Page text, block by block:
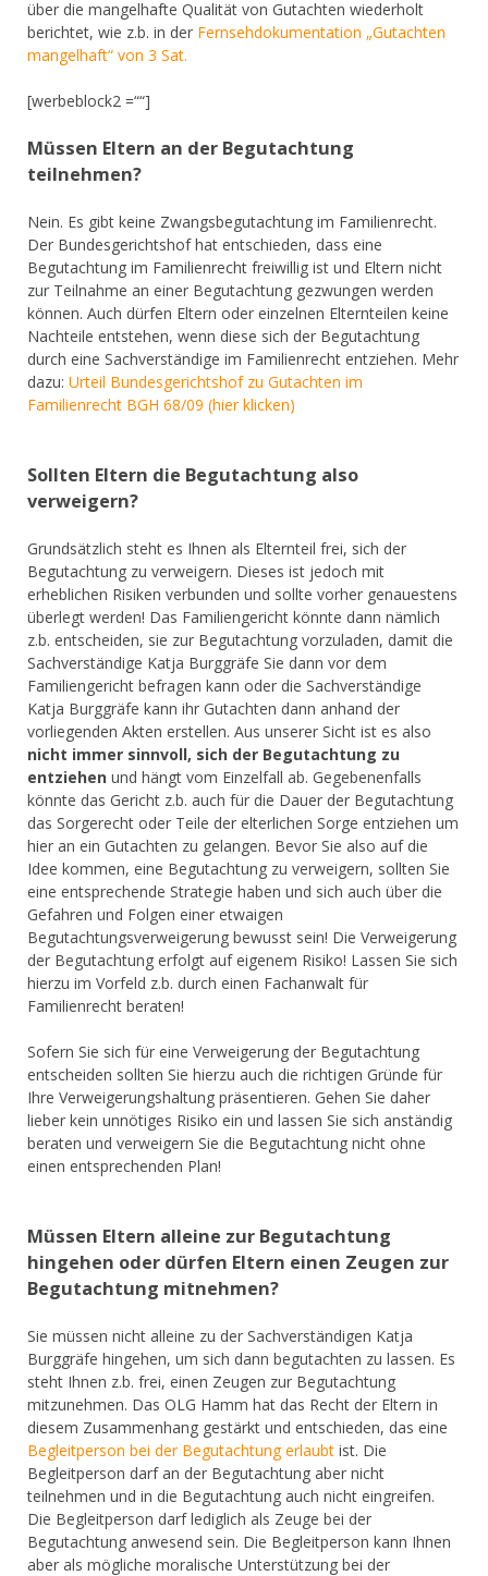
über die mangelhafte Qualität von Gutachten wiederholt
berichtet, wie z.b. in der Fernsehdokumentation „Gutachten
mangelhaft“ von 3 Sat.
[werbeblock2 =““]
Müssen Eltern an der Begutachtung
teilnehmen?
Nein. Es gibt keine Zwangsbegutachtung im Familienrecht.
Der Bundesgerichtshof hat entschieden, dass eine
Begutachtung im Familienrecht freiwillig ist und Eltern nicht
zur Teilnahme an einer Begutachtung gezwungen werden
können. Auch dürfen Eltern oder einzelnen Elternteilen keine
Nachteile entstehen, wenn diese sich der Begutachtung
durch eine Sachverständige im Familienrecht entziehen. Mehr
dazu: Urteil Bundesgerichtshof zu Gutachten im
Familienrecht BGH 68/09 (hier klicken)
Sollten Eltern die Begutachtung also
verweigern?
Grundsätzlich steht es Ihnen als Elternteil frei, sich der
Begutachtung zu verweigern. Dieses ist jedoch mit
erheblichen Risiken verbunden und sollte vorher genauestens
überlegt werden! Das Familiengericht könnte dann nämlich
z.b. entscheiden, sie zur Begutachtung vorzuladen, damit die
Sachverständige Katja Burggräfe Sie dann vor dem
Familiengericht befragen kann oder die Sachverständige
Katja Burggräfe kann ihr Gutachten dann anhand der
vorliegenden Akten erstellen. Aus unserer Sicht ist es also
nicht immer sinnvoll, sich der Begutachtung zu
entziehen und hängt vom Einzelfall ab. Gegebenenfalls
könnte das Gericht z.b. auch für die Dauer der Begutachtung
das Sorgerecht oder Teile der elterlichen Sorge entziehen um
hier an ein Gutachten zu gelangen. Bevor Sie also auf die
Idee kommen, eine Begutachtung zu verweigern, sollten Sie
eine entsprechende Strategie haben und sich auch über die
Gefahren und Folgen einer etwaigen
Begutachtungsverweigerung bewusst sein! Die Verweigerung
der Begutachtung erfolgt auf eigenem Risiko! Lassen Sie sich
hierzu im Vorfeld z.b. durch einen Fachanwalt für
Familienrecht beraten!
Sofern Sie sich für eine Verweigerung der Begutachtung
entscheiden sollten Sie hierzu auch die richtigen Gründe für
Ihre Verweigerungshaltung präsentieren. Gehen Sie daher
lieber kein unnötiges Risiko ein und lassen Sie sich anständig
beraten und verweigern Sie die Begutachtung nicht ohne
einen entsprechenden Plan!
Müssen Eltern alleine zur Begutachtung
hingehen oder dürfen Eltern einen Zeugen zur
Begutachtung mitnehmen?
Sie müssen nicht alleine zu der Sachverständigen Katja
Burggräfe hingehen, um sich dann begutachten zu lassen. Es
steht Ihnen z.b. frei, einen Zeugen zur Begutachtung
mitzunehmen. Das OLG Hamm hat das Recht der Eltern in
diesem Zusammenhang gestärkt und entschieden, das eine
Begleitperson bei der Begutachtung erlaubt ist. Die
Begleitperson darf an der Begutachtung aber nicht
teilnehmen und in die Begutachtung auch nicht eingreifen.
Die Begleitperson darf lediglich als Zeuge bei der
Begutachtung anwesend sein. Die Begleitperson kann Ihnen
aber als mögliche moralische Unterstützung bei der